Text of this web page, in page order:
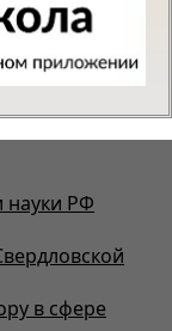
науки РФ
в сфере